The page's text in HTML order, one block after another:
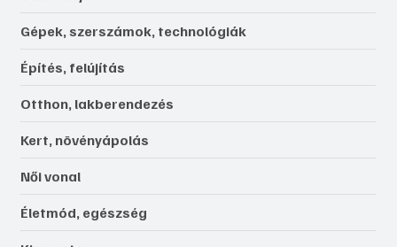
Gépek, szerszámok, technológiák
Építés, felújítás
Otthon, lakberendezés
Kert, növényápolás
Női vonal
Életmód, egészség